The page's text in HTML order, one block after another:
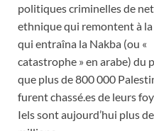
politiques criminelles de
ethnique qui remontent à
qui entraîna la Nakba (ou «
catastrophe » en arabe) du
que plus de 800 000
furent chassé.es de leurs
Iels sont aujourd’hui plus